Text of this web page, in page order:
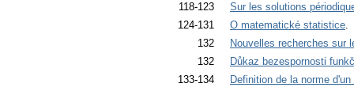
118-123
Sur les solutions
124-131
O matematické statistice.
132
Nouvelles recherches sur
132
Důkaz bezespornosti
133-134
Definition de la norme